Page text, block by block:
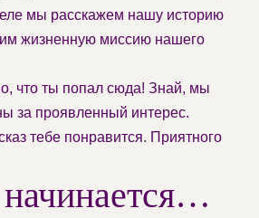
мы расскажем нашу историю
жизненную миссию нашего
что ты попал сюда! Знай, мы
за проявленный интерес.
тебе понравится. Приятного